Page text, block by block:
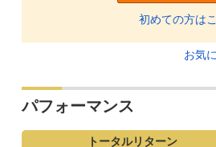
初めての方は
お気
パフォーマンス
トータルリターン